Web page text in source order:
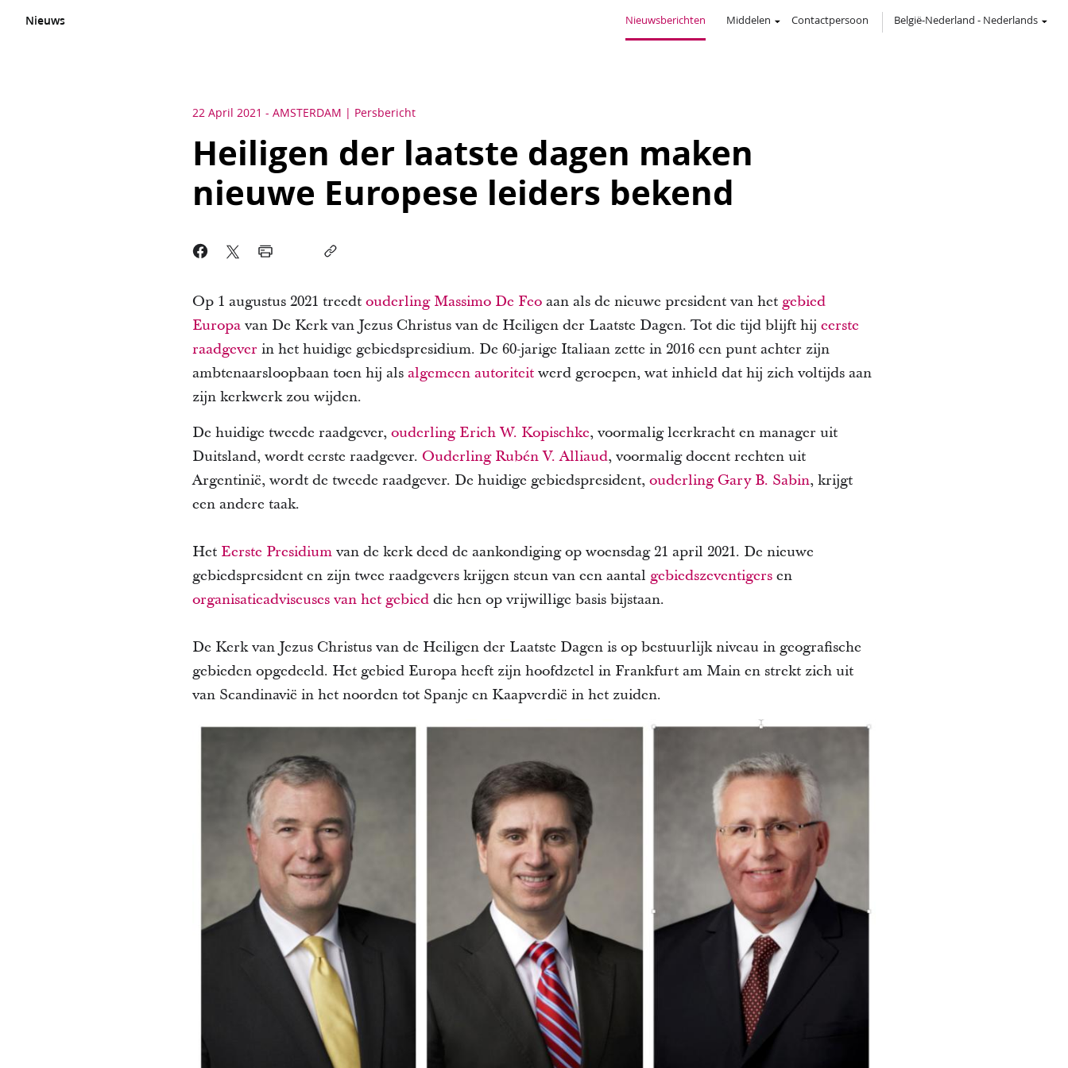
Nieuws Nieuwsberichten Middelen Contactpersoon België-Nederland - Nederlands
22 April 2021 - AMSTERDAM Persbericht
Heiligen der laatste dagen maken
nieuwe Europese leiders bekend
Op 1 augustus 2021 treedt ouderling Massimo De Feoaan als de nieuwe president van het gebied
Europavan De Kerk van Jezus Christus van de Heiligen der Laatste Dagen. Tot die tijd blijft hij eerste
raadgever in het huidige gebiedspresidium. De 60-jarige Italiaan zette in 2016 een punt achter zijn
ambtenaarsloopbaan toen hij als algemeen autoriteitwerd geroepen, wat inhield dat hij zich voltijds aan
zijn kerkwerk zou wijden.
De huidige tweede raadgever, ouderling Erich W. Kopischke, voormalig leerkracht en manager uit
Duitsland, wordt eerste raadgever. Ouderling Rubén V. Alliaud, voormalig docent rechten uit
Argentinië, wordt de tweede raadgever. De huidige gebiedspresident, ouderling Gary B. Sabin, krijgt
een andere taak.
Het Eerste Presidiumvan de kerk deed de aankondiging op woensdag 21 april 2021. De nieuwe
gebiedspresident en zijn twee raadgevers krijgen steun van een aantal gebiedszeventigersen
organisatieadviseuses van het gebieddie hen op vrijwillige basis bijstaan.
De Kerk van Jezus Christus van de Heiligen der Laatste Dagen is op bestuurlijk niveau in geografische
gebieden opgedeeld. Het gebied Europa heeft zijn hoofdzetel in Frankfurt am Main en strekt zich uit
van Scandinavië in het noorden tot Spanje en Kaapverdië in het zuiden.